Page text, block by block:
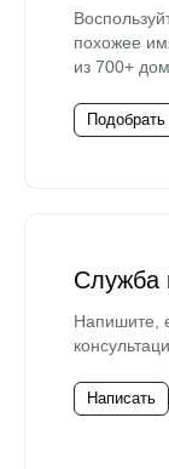
похожее
из 700+
Служба
Напишите,
Написать